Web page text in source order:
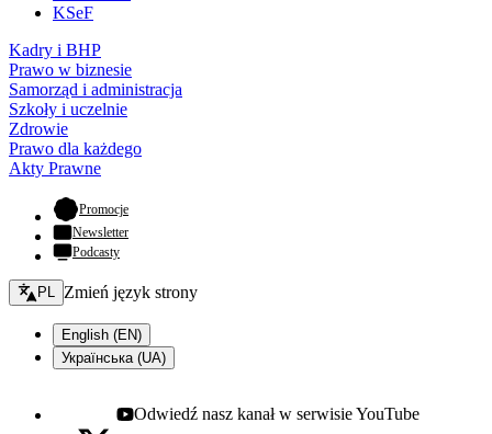
KSeF
Kadry i BHP
Prawo w biznesie
Samorząd i administracja
Szkoły i uczelnie
Zdrowie
Prawo dla każdego
Akty Prawne
Promocje- otwiera się w nowej karcie
Newsletter
Podcasty
Zmień język - bieżący:
PL Zmień język strony
English (EN)
Українська (UA)
Youtube - otwiera się w nowej karcie
Odwiedź nasz kanał w serwisie YouTube